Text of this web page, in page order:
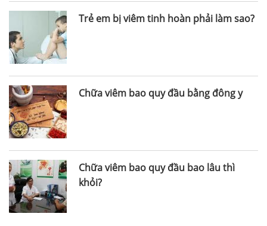
Trẻ em bị viêm tinh hoàn phải làm sao?
Chữa viêm bao quy đầu bằng đông y
Chữa viêm bao quy đầu bao lâu thì
khỏi?